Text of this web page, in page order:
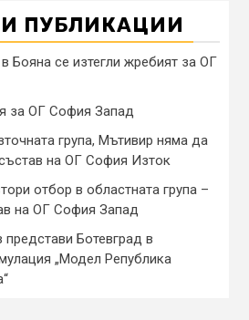
ПУБЛИКАЦИИ
Бояна се изтегли жребият за ОГ
за ОГ София Запад
група, Мътивир няма да
на ОГ София Изток
отбор в областната група –
на ОГ София Запад
Ботевград в
„Модел Република